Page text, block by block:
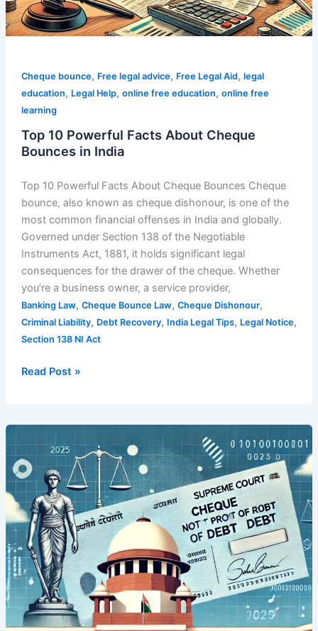
Cheque bounce, Free legal advice, Free Legal Aid, legal
education, Legal Help, online free education, online free
learning
Top 10 Powerful Facts About Cheque
Bounces in India
Top 10 Powerful Facts About Cheque Bounces Cheque
bounce, also known as cheque dishonour, is one of the
most common financial offenses in India and globally.
Governed under Section 138 of the Negotiable
Instruments Act, 1881, it holds significant legal
consequences for the drawer of the cheque. Whether
you’re a business owner, a service provider,
Banking Law, Cheque Bounce Law, Cheque Dishonour,
Criminal Liability, Debt Recovery, India Legal Tips, Legal Notice,
Section 138 NI Act
Read Post »
Legal
Truths:
Cheque
Not
Proof
of
Debt
Explained
|
2025